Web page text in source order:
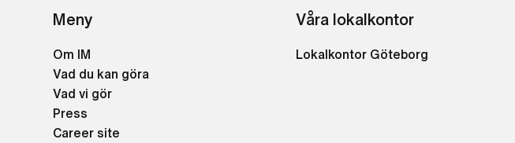
Meny
Om IM
Vad du kan göra
Vad vi gör
Press
Career site
Våra lokalkontor
Lokalkontor Göteborg